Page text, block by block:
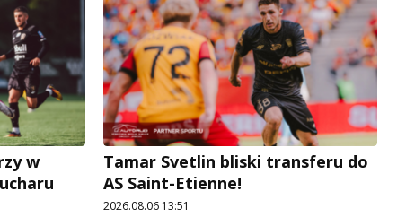
w
Tamar Svetlin bliski transferu do
AS Saint-Etienne!
2026.08.06 13:51